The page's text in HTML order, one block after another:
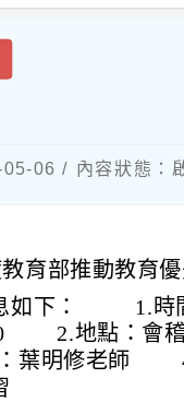
06 / 內容狀態：
育部推動教育
如下： 1.時間
2.地點：會稽
明修老師 4.